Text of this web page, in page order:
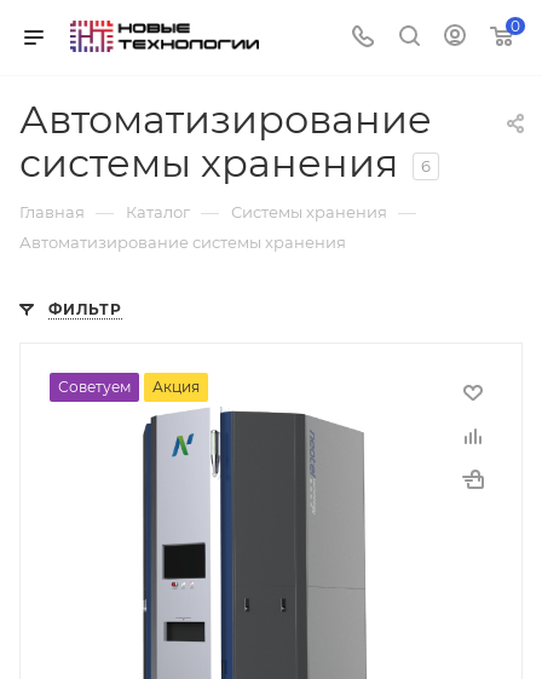
0
Автоматизирование
системы хранения
6
Главная — Каталог — Системы хранения —
Автоматизирование системы хранения
ФИЛЬТР
Советуем Акция